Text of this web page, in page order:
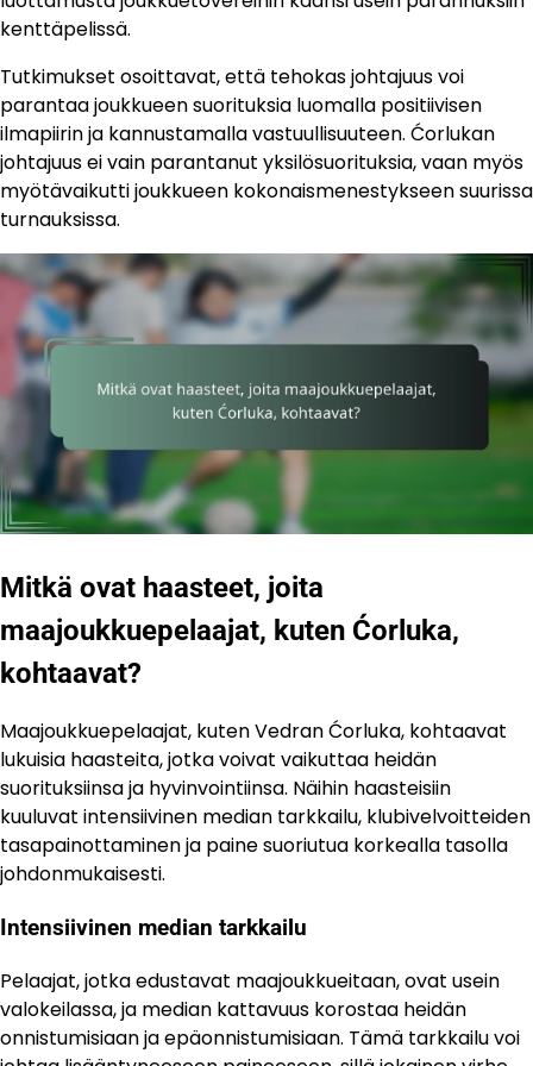
kenttäpelissä.
Tutkimukset osoittavat, että tehokas johtajuus voi
parantaa joukkueen suorituksia luomalla positiivisen
ilmapiirin ja kannustamalla vastuullisuuteen. Ćorlukan
johtajuus ei vain parantanut yksilösuorituksia, vaan myös
myötävaikutti joukkueen kokonaismenestykseen suurissa
turnauksissa.
Mitkä ovat haasteet, joita
maajoukkuepelaajat, kuten Ćorluka,
kohtaavat?
Maajoukkuepelaajat, kuten Vedran Ćorluka, kohtaavat
lukuisia haasteita, jotka voivat vaikuttaa heidän
suorituksiinsa ja hyvinvointiinsa. Näihin haasteisiin
kuuluvat intensiivinen median tarkkailu, klubivelvoitteiden
tasapainottaminen ja paine suoriutua korkealla tasolla
johdonmukaisesti.
Intensiivinen median tarkkailu
Pelaajat, jotka edustavat maajoukkueitaan, ovat usein
valokeilassa, ja median kattavuus korostaa heidän
onnistumisiaan ja epäonnistumisiaan. Tämä tarkkailu voi